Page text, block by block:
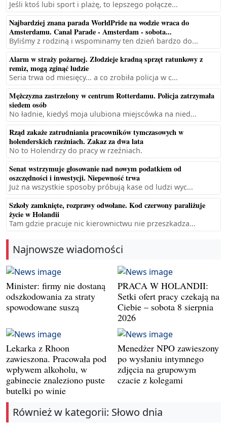
Jeśli ktoś lubi sport i plażę, to lepszego połącze...
Najbardziej znana parada WorldPride na wodzie wraca do
Amsterdamu. Canal Parade - Amsterdam - sobota...
Byliśmy z rodziną i wspominamy ten dzień bardzo do...
Alarm w straży pożarnej. Złodzieje kradną sprzęt ratunkowy z
remiz, mogą zginąć ludzie
Seria trwa od miesięcy... a co zrobiła policja w c...
Mężczyzna zastrzelony w centrum Rotterdamu. Policja zatrzymała
siedem osób
No ładnie, kiedyś moja ulubiona miejscówka na nied...
Rząd zakaże zatrudniania pracowników tymczasowych w
holenderskich rzeźniach. Zakaz za dwa lata
No to Holendrzy do pracy w rzeźniach.
Senat wstrzymuje głosowanie nad nowym podatkiem od
oszczędności i inwestycji. Niepewność trwa
Już na wszystkie sposoby próbują kase od ludzi wyc...
Szkoły zamknięte, rozprawy odwołane. Kod czerwony paraliżuje
życie w Holandii
Tam gdzie pracuje nic kierownictwu nie przeszkadza...
Najnowsze wiadomości
Minister: firmy nie dostaną
odszkodowania za straty
spowodowane suszą
PRACA W HOLANDII:
Setki ofert pracy czekają na
Ciebie – sobota 8 sierpnia
2026
Lekarka z Rhoon
zawieszona. Pracowała pod
wpływem alkoholu, w
gabinecie znaleziono puste
butelki po winie
Menedżer NPO zawieszony
po wysłaniu intymnego
zdjęcia na grupowym
czacie z kolegami
Również w kategorii: Słowo dnia